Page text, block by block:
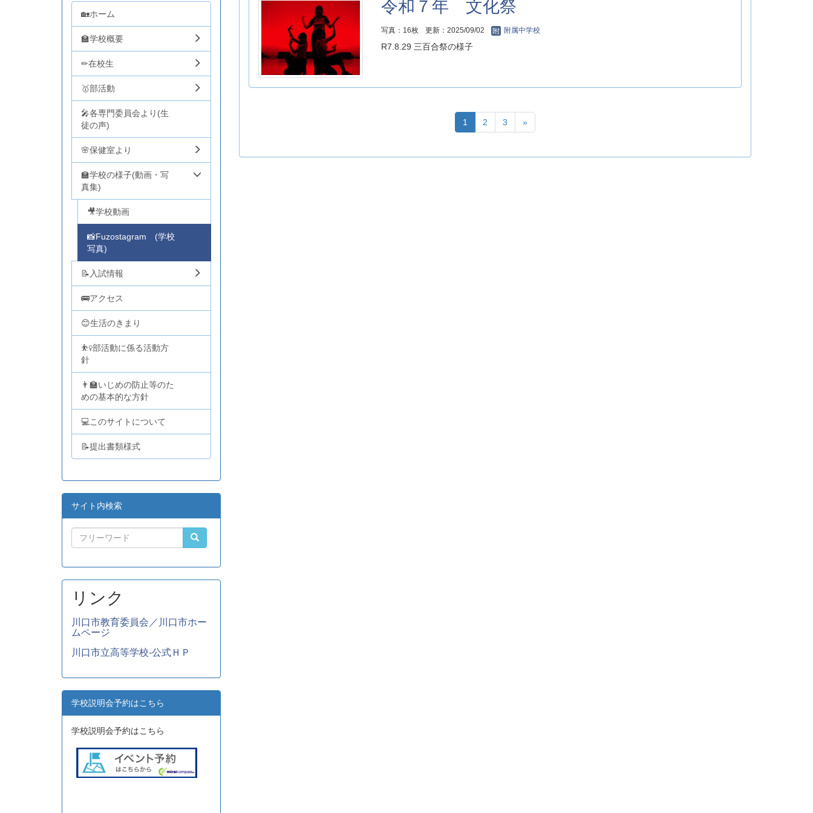
令和７年 文化祭
写真：16枚 更新：2025/09/02 附属中学校
R7.8.29 三百合祭の様子
1 2 3 »
🏡ホーム
🏫学校概要
✏在校生
🥇部活動
🎤各専門委員会より(生
徒の声)
🌸保健室より
🏫学校の様子(動画・写
真集)
🎥学校動画
📸Fuzostagram (学校
写真)
📝入試情報
🚌アクセス
😊生活のきまり
⛹️‍♀️部活動に係る活動方
針
👨‍🏫いじめの防止等のた
めの基本的な方針
💻このサイトについて
📝提出書類様式
サイト内検索
リンク
川口市教育委員会／川口市ホー
ムページ
川口市立高等学校-公式ＨＰ
学校説明会予約はこちら
学校説明会予約はこちら